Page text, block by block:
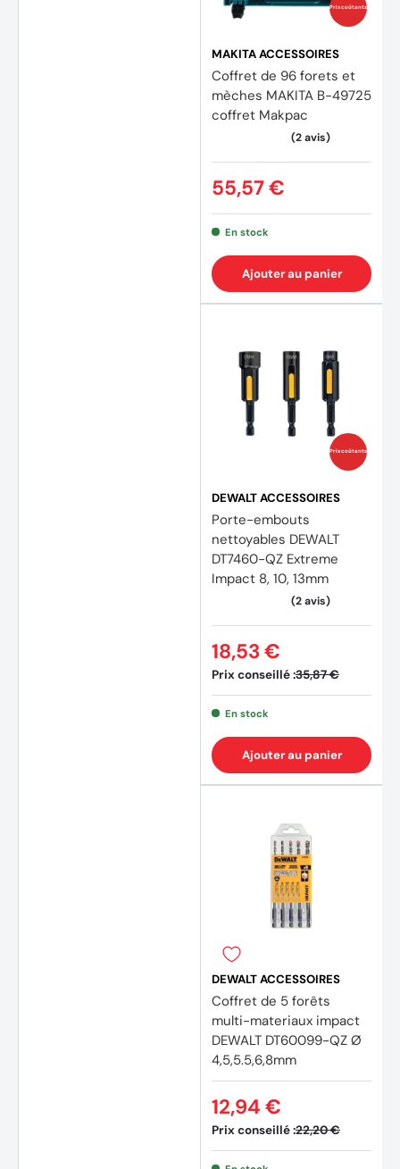
Prix coûtants
MAKITA ACCESSOIRES
Coffret de 96 forets et
mèches MAKITA B-49725
coffret Makpac
55,57 €
En stock
Ajouter au panier
Prix coûtants
DEWALT ACCESSOIRES
Porte-embouts
nettoyables DEWALT
DT7460-QZ Extreme
Impact 8, 10, 13mm
Prix conseillé :35,87 €
18,53 €
En stock
Ajouter au panier
DEWALT ACCESSOIRES
Coffret de 5 forêts
multi-materiaux impact
DEWALT DT60099-QZ Ø
4,5,5.5,6,8mm
Prix conseillé :22,20 €
12,94 €